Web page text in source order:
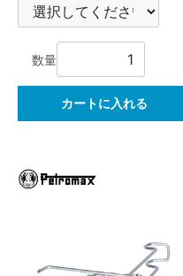
数量
カートに入れる